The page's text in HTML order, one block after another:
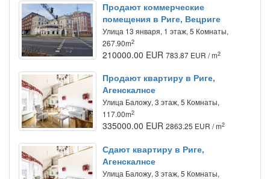
Продают коммерческие
помещения в Риге, Вецриге
Улица 13 января, 1 этаж, 5 Комнаты,
267.90m2
210000.00 EUR 783.87 EUR / m2
Продают квартиру в Риге,
Агенскалнсе
Улица Баложу, 3 этаж, 5 Комнаты,
117.00m2
335000.00 EUR 2863.25 EUR / m2
Сдают квартиру в Риге,
Агенскалнсе
Улица Баложу, 3 этаж, 5 Комнаты,